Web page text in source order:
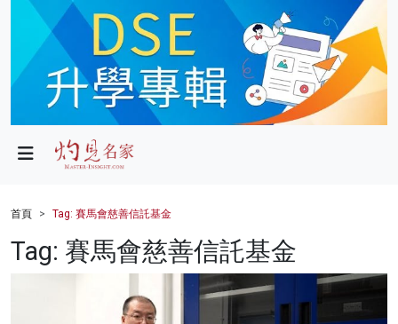
政局
財經
健康
首頁 Tag: 賽馬會慈善信託基金
Tag: 賽馬會慈善信託基金